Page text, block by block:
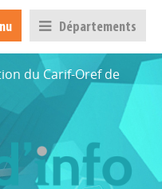
Départements
du Carif-Oref de